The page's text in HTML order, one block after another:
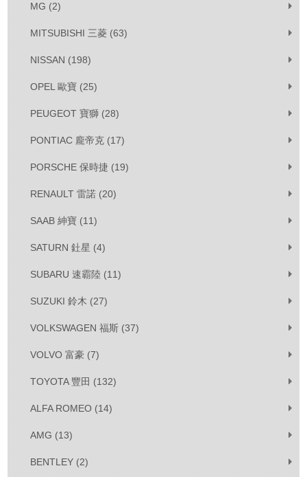
MG (2)
MITSUBISHI 三菱 (63)
NISSAN (198)
OPEL 歐寶 (25)
PEUGEOT 寶獅 (28)
PONTIAC 龐帝克 (17)
PORSCHE 保時捷 (19)
RENAULT 雷諾 (20)
SAAB 紳寶 (11)
SATURN 釷星 (4)
SUBARU 速霸陸 (11)
SUZUKI 鈴木 (27)
VOLKSWAGEN 福斯 (37)
VOLVO 富豪 (7)
TOYOTA 豐田 (132)
ALFA ROMEO (14)
AMG (13)
BENTLEY (2)